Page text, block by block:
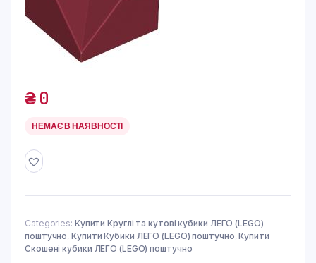
₴0
НЕМАЄ В НАЯВНОСТІ
Categories: Купити Круглі та кутові кубики ЛЕГО (LEGO)
поштучно,Купити Кубики ЛЕГО (LEGO) поштучно,Купити
Скошені кубики ЛЕГО (LEGO) поштучно